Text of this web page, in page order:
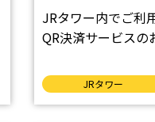
JRタワー内でご利
QR決済サービスの
JRタワー